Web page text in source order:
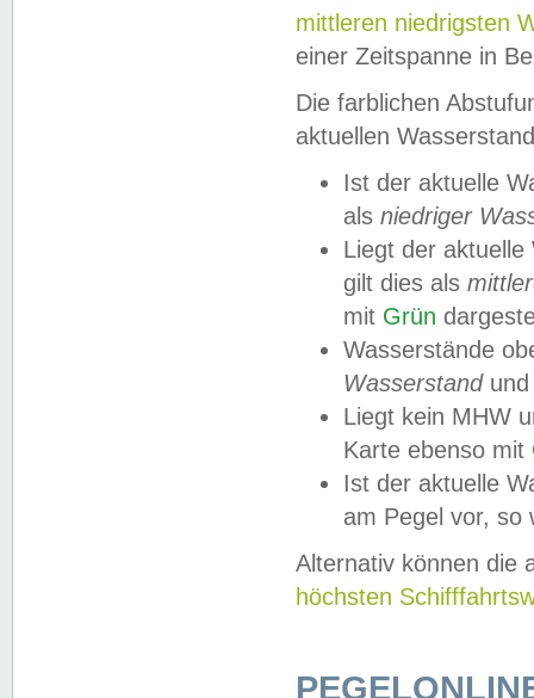
mittleren niedrigsten
einer Zeitspanne in
Die farblichen
aktuellen
Ist der aktuelle
als niedriger
Liegt der
gilt dies als
mit Grün
Wasserstände
Wasserstandund
Liegt kein MHW
Karte ebenso mit
Ist der aktuelle
am Pegel vor,
Alternativ können die
höchsten